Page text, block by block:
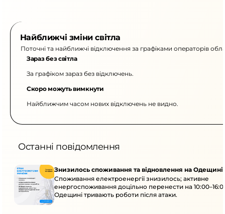
Найближчі зміни світла
Поточні та найближчі відключення за графіками операторів
Зараз без світла
За графіком зараз без відключень.
Скоро можуть вимкнути
Найближчим часом нових відключень не видно.
Останні повідомлення
Знизилось споживання та відновлення на Одещині
Споживання електроенергії знизилось; активне
енергоспоживання доцільно перенести на
Одещині тривають роботи після атаки.